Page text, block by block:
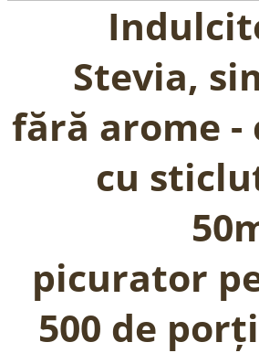
Stevia,
fără arome -
cu
picurator
500 de